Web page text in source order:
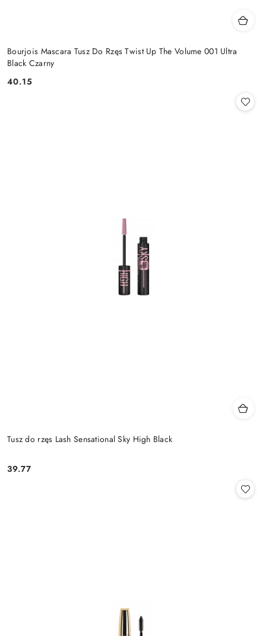
Bourjois Mascara Tusz Do Rzęs Twist Up The Volume 001 Ultra
Black Czarny
Cena:
40.15
Tusz do rzęs Lash Sensational Sky High Black
Cena:
39.77